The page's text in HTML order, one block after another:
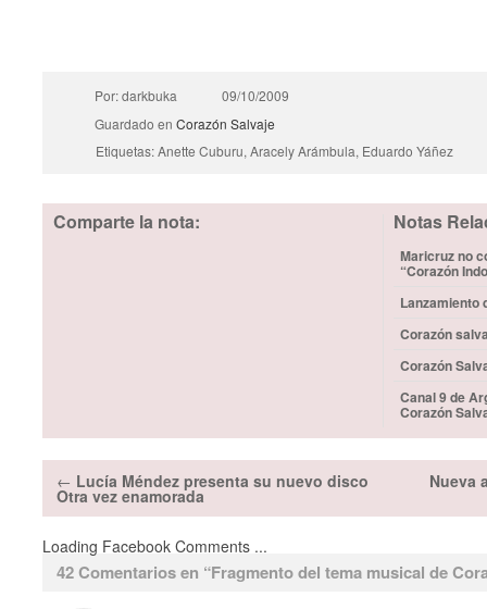
Por: darkbuka
09/10/2009
Guardado en Corazón Salvaje
Etiquetas: Anette Cuburu, Aracely Arámbula, Eduardo Yáñez
Comparte la nota: Notas
Maricruz no
“Corazón
Lanzamiento
Corazón
Corazón
Canal 9 de
Corazón
← Lucía Méndez presenta su nuevo disco
Otra vez enamorada
Nueva
Loading Facebook Comments ...
42 Comentarios en “Fragmento del tema musical de